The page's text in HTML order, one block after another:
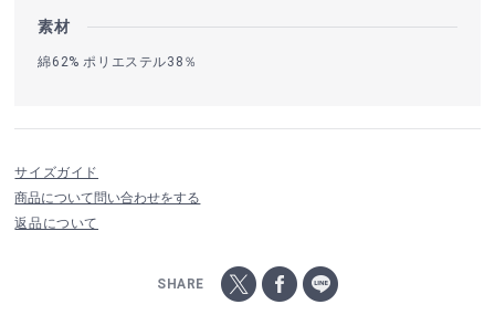
素材
綿62% ポリエステル38％
サイズガイド
商品について問い合わせをする
返品について
SHARE